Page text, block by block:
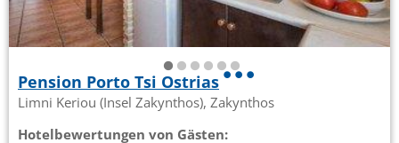
Pension Porto Tsi Ostrias
Limni Keriou (Insel Zakynthos), Zakynthos
Hotelbewertungen von Gästen: